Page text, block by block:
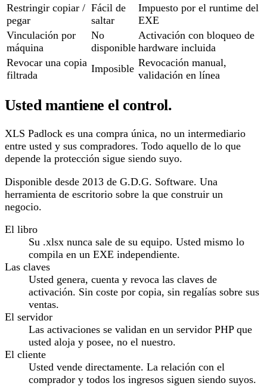
Restringir copiar /
pegar
Fácil de
saltar
Impuesto por el runtime del
EXE
Vinculación por
máquina
No
disponible
Activación con bloqueo de
hardware incluida
Revocar una copia
filtrada
Imposible Revocación manual,
validación en línea
Usted mantiene el control.
XLS Padlock es una compra única, no un intermediario
entre usted y sus compradores. Todo aquello de lo que
depende la protección sigue siendo suyo.
Disponible desde 2013 de G.D.G. Software. Una
herramienta de escritorio sobre la que construir un
negocio.
El libro
Su .xlsx nunca sale de su equipo. Usted mismo lo
compila en un EXE independiente.
Las claves
Usted genera, cuenta y revoca las claves de
activación. Sin coste por copia, sin regalías sobre sus
ventas.
El servidor
Las activaciones se validan en un servidor PHP que
usted aloja y posee, no el nuestro.
El cliente
Usted vende directamente. La relación con el
comprador y todos los ingresos siguen siendo suyos.